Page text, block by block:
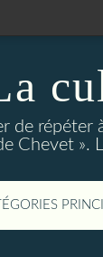
de répéter
Chevet ».